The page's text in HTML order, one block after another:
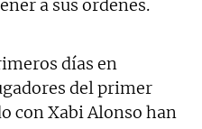
a sus órdenes.
días en
del primer
con Xabi Alonso han